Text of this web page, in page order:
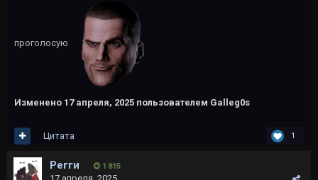
проголосую
Изменено 17 апреля, 2025 пользователем Galleg0s
1
Цитата
Регги 1 815